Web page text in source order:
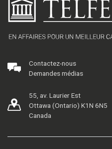
Contactez-nous
Demandes médias
55, av. Laurier Est
Ottawa (Ontario) K1N 6N5
Canada